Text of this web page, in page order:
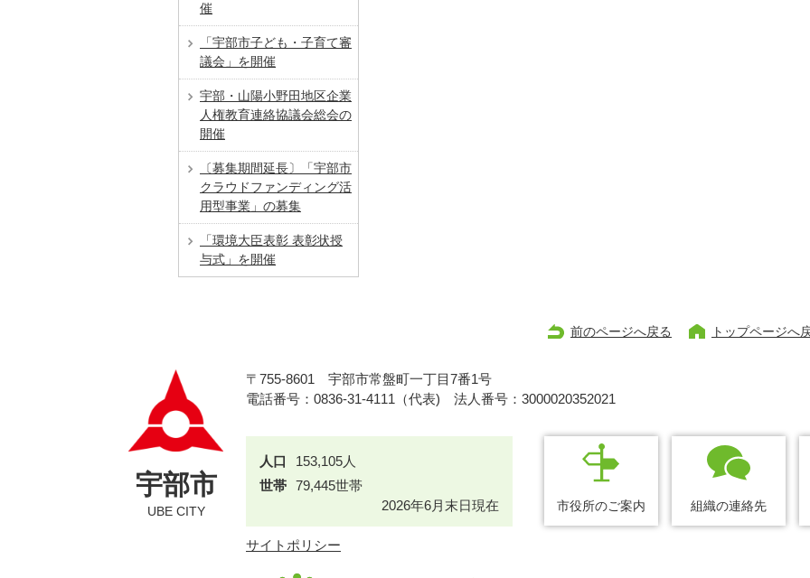
催
「宇部市子ども・子育て審
議会」を開催
宇部・山陽小野田地区企業
人権教育連絡協議会総会の
開催
〔募集期間延長〕「宇部市
クラウドファンディング活
用型事業」の募集
「環境大臣表彰 表彰状授
与式」を開催
前のページへ戻る トップページへ
宇部市
UBE CITY
〒755-8601 宇部市常盤町一丁目7番1号
電話番号：0836-31-4111（代表) 法人番号：3000020352021
人口
153,105人
世帯 79,445世帯
2026年6月末日現在
市役所のご案内 組織の連絡先
サイトポリシー